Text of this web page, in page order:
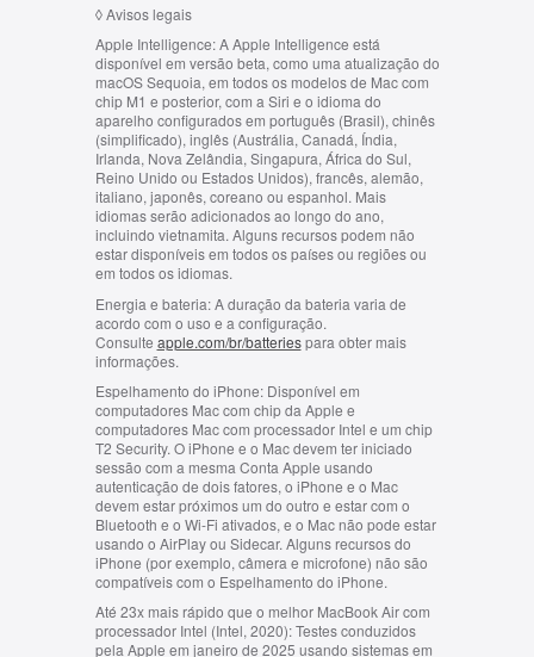
◊Avisos legais
Apple Intelligence:A Apple Intelligence está
disponível em versão beta, como uma atualização do
macOS Sequoia, em todos os modelos de Mac com
chip M1 e posterior, com a Siri e o idioma do
aparelho configurados em português (Brasil), chinês
(simplificado), inglês (Austrália, Canadá, Índia,
Irlanda, Nova Zelândia, Singapura, África do Sul,
Reino Unido ou Estados Unidos), francês, alemão,
italiano, japonês, coreano ou espanhol. Mais
idiomas serão adicionados ao longo do ano,
incluindo vietnamita. Alguns recursos podem não
estar disponíveis em todos os países ou regiões ou
em todos os idiomas.
Energia e bateria:A duração da bateria varia de
acordo com o uso e a configuração.
Consulte apple.com/br/batteriespara obter mais
informações.
Espelhamento do iPhone:Disponível em
computadores Mac com chip da Apple e
computadores Mac com processador Intel e um chip
T2 Security. O iPhone e o Mac devem ter iniciado
sessão com a mesma Conta Apple usando
autenticação de dois fatores, o iPhone e o Mac
devem estar próximos um do outro e estar com o
Bluetooth e o Wi-Fi ativados, e o Mac não pode estar
usando o AirPlay ou Sidecar. Alguns recursos do
iPhone (por exemplo, câmera e microfone) não são
compatíveis com o Espelhamento do iPhone.
Até 23x mais rápido que o melhor MacBook Air com
processador Intel (Intel, 2020):Testes conduzidos
pela Apple em janeiro de 2025 usando sistemas em